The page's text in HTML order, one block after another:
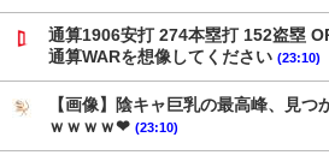
通算1906安打 274本塁打 152盗塁
通算WARを想像してください (23:10)
【画像】陰キャ巨乳の最高峰、見つ
ｗｗｗｗ❤ (23:10)